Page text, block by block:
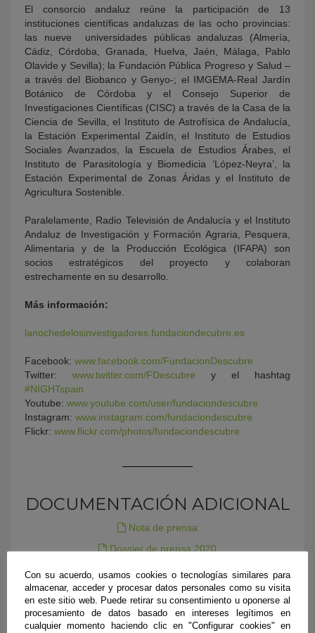
El consorcio andaluz reúne la participación de 13
instituciones científicas andaluzas de las ocho provincias:
las nueve universidades públicas andaluzas (Almería,
Cádiz, Córdoba, Granada, Huelva, Jaén, Málaga, Pablo
Olavide y Sevilla); la Fundación Pública Progreso y Salud –
a través del Biobanco y Genyo-; el IMGEMA-Real Jardín
Botánico de Córdoba y el Consejo Superior de
Investigaciones Científicas (CISC) a través de la Casa de la
Ciencia de Sevilla, el Instituto de Astrofísica de Andalucía,
la Estación Experimental Zaidín, el Instituto de Estudios
Sociales Avanzados, la Escuela de Estudios Árabes, el
Instituto de Parasitología y Biomedicia ‘López-Neyra’, la
Estación Experimental de Zonas Áridas y el Instituto de
Agricultura Sostenible.
Paralelamente, Radio Televisión de Andalucía y el Instituto
Andaluz de Investigación y Formación Agraria, Pesquera,
Alimentaria y de la Producción Ecológica (IFAPA) son
socios estratégicos del proyecto y colaboran
estrechamente en su desarrollo.
Más información:
lanochedelosinvestigadores.fundaciondecubre.es
Facebook: www.facebook.com/FundacionDescubre
Twitter: www.twitter.com/FDescubre y el hashtag
#NIGHTspain
Youtube: www.youtube.com/user/fundaciondescubre
Instagram: www.instagram.com/fundaciondescubre
Flickr: www.flickr.com/photos/fundaciondescubre
DOCUMENTACIÓN ADICIONAL
Nota de prensa
Dossier de prensa 2020
Foto
Con su acuerdo, usamos cookies o tecnologías similares para
almacenar, acceder y procesar datos personales como su visita
en este sitio web. Puede retirar su consentimiento u oponerse al
procesamiento de datos basado en intereses legítimos en
cualquier momento haciendo clic en "Configurar cookies" en